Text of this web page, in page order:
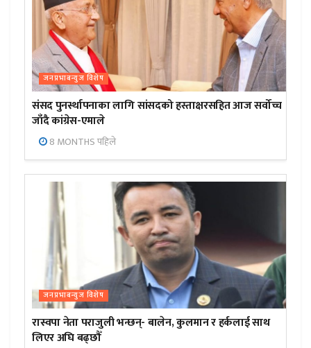
जनप्रभाबन्युज विशेष
संसद पुनर्स्थापनाका लागि सांसदको हस्ताक्षरसहित आज सर्वोच्च
जाँदै कांग्रेस-एमाले
8 MONTHS पहिले
जनप्रभाबन्युज विशेष
रास्वपा नेता पराजुली भन्छन्- बालेन, कुलमान र हर्कलाई साथ
लिएर अघि बढ्छौँ